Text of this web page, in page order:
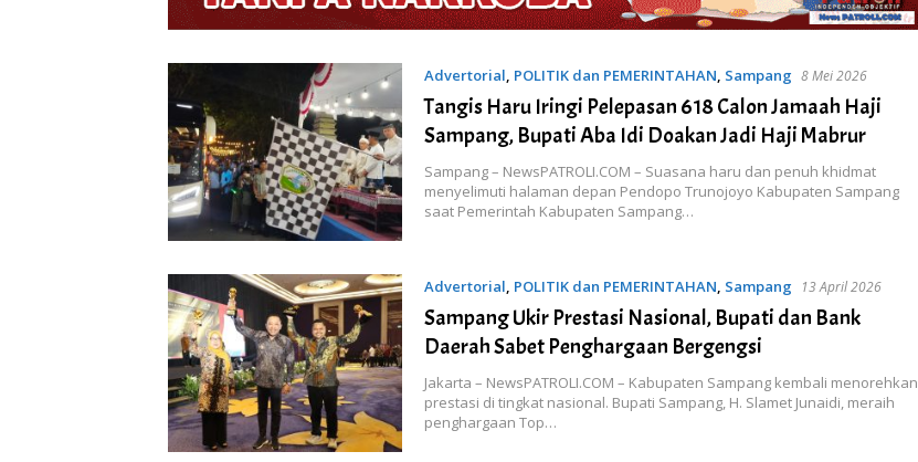
Advertorial, POLITIK dan PEMERINTAHAN, Sampang 8 Mei 2026
Tangis Haru Iringi Pelepasan 618 Calon Jamaah Haji
Sampang, Bupati Aba Idi Doakan Jadi Haji Mabrur
Sampang – NewsPATROLI.COM – Suasana haru dan penuh khidmat
menyelimuti halaman depan Pendopo Trunojoyo Kabupaten Sampang
saat Pemerintah Kabupaten Sampang…
Advertorial, POLITIK dan PEMERINTAHAN, Sampang 13 April 2026
Sampang Ukir Prestasi Nasional, Bupati dan Bank
Daerah Sabet Penghargaan Bergengsi
Jakarta – NewsPATROLI.COM – Kabupaten Sampang kembali menorehkan
prestasi di tingkat nasional. Bupati Sampang, H. Slamet Junaidi, meraih
penghargaan Top…